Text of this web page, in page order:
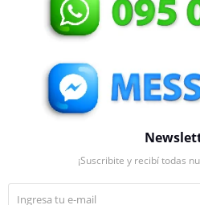
¡Suscribite y recibí todas